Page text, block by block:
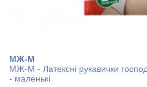
МЖ-М
МЖ-М - Латексні рукавички
- маленькі